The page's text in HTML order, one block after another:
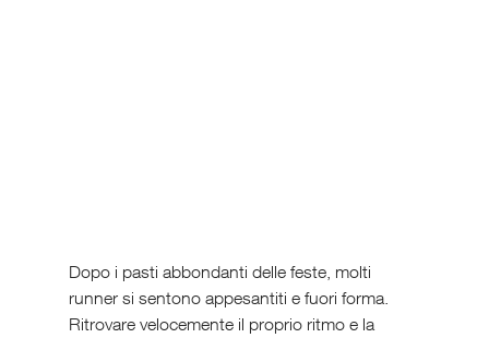
Dopo i pasti abbondanti delle feste, molti
runner si sentono appesantiti e fuori forma.
Ritrovare velocemente il proprio ritmo e la